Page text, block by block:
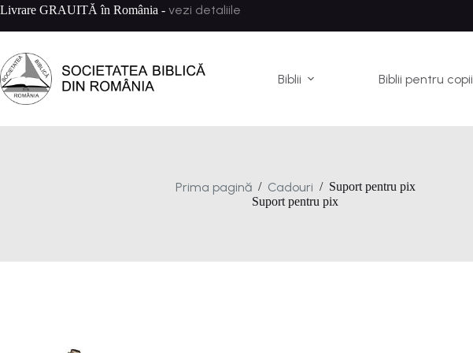
Sari
conținut
Livrare GRAUITĂ în România - vezi detaliile
Biblii Biblii pentru copii
Prima pagină / Cadouri / Suport pentru pix
Suport pentru pix